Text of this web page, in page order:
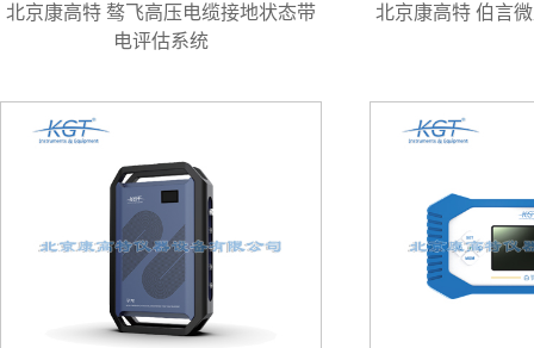
北京康高特 骜飞高压电缆接地状态带
电评估系统
北京康高特 伯言